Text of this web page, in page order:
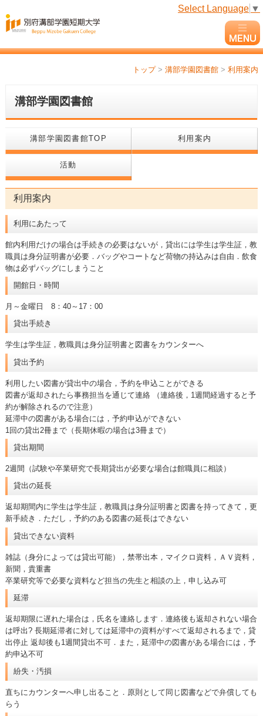
Select Language ▼
トップ > 溝部学園図書館 > 利用案内
溝部学園図書館
溝部学園図書館TOP 利用案内
活動
利用案内
利用にあたって
館内利用だけの場合は手続きの必要はないが，貸出には学生は学生証，教
職員は身分証明書が必要．バッグやコートなど荷物の持込みは自由．飲食
物は必ずバッグにしまうこと
開館日・時間
月～金曜日 8：40～17：00
貸出手続き
学生は学生証，教職員は身分証明書と図書をカウンターへ
貸出予約
利用したい図書が貸出中の場合，予約を申込ことができる
図書が返却されたら事務担当を通じて連絡 （連絡後，1週間経過すると予
約が解除されるので注意）
延滞中の図書がある場合には，予約申込ができない
1回の貸出2冊まで（長期休暇の場合は3冊まで）
貸出期間
2週間（試験や卒業研究で長期貸出が必要な場合は館職員に相談）
貸出の延長
返却期間内に学生は学生証，教職員は身分証明書と図書を持ってきて，更
新手続き．ただし，予約のある図書の延長はできない
貸出できない資料
雑誌（身分によっては貸出可能），禁帯出本，マイクロ資料，ＡＶ資料，
新聞，貴重書
卒業研究等で必要な資料など担当の先生と相談の上，申し込み可
延滞
返却期限に遅れた場合は，氏名を連絡します．連絡後も返却されない場合
は呼出? 長期延滞者に対しては延滞中の資料がすべて返却されるまで，貸
出停止 返却後も1週間貸出不可．また，延滞中の図書がある場合には，予
約申込不可
紛失・汚損
直ちにカウンターへ申し出ること．原則として同じ図書などで弁償しても
らう